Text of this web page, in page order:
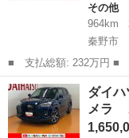
その他
964km
秦野市
■ 支払総額: 232万円 ■ 車両本体価格： 2,220,000 円 ■ メーカー
名： ダイハツ ■ 車種
ムＧ ＨＥＶ サポカー
ニター対応...
神奈川 秦野市 その
ダイ
メラ